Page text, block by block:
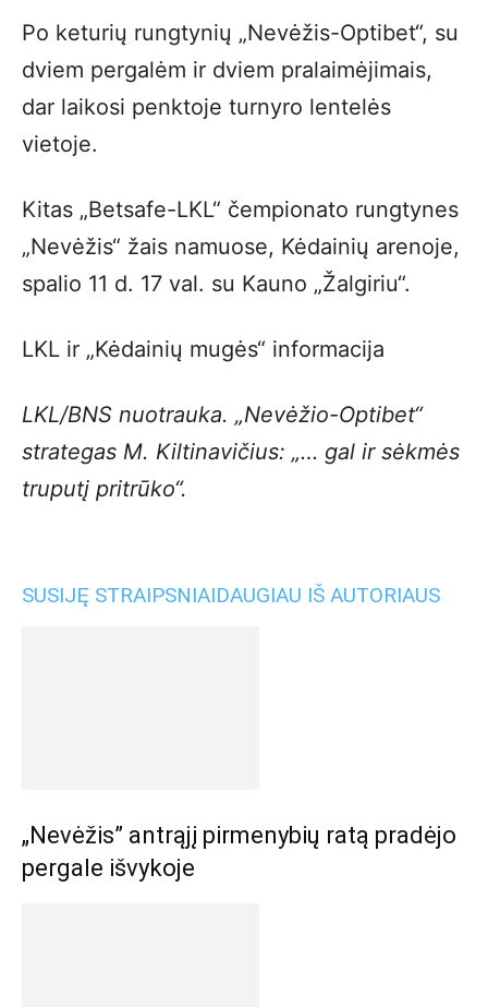
Po keturių rungtynių „Nevėžis-Optibet“, su
dviem pergalėm ir dviem pralaimėjimais,
dar laikosi penktoje turnyro lentelės
vietoje.
Kitas „Betsafe-LKL“ čempionato rungtynes
„Nevėžis“ žais namuose, Kėdainių arenoje,
spalio 11 d. 17 val. su Kauno „Žalgiriu“.
LKL ir „Kėdainių mugės“ informacija
LKL/BNS nuotrauka. „Nevėžio-Optibet“
strategas M. Kiltinavičius: „… gal ir sėkmės
truputį pritrūko“.
SUSIJĘ STRAIPSNIAIDAUGIAU IŠ AUTORIAUS
„Nevėžis” antrąjį pirmenybių ratą pradėjo
pergale išvykoje